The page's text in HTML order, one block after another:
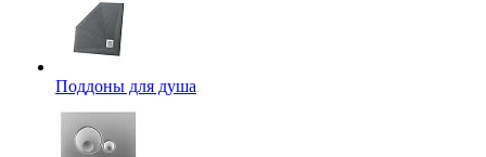
Поддоны для душа